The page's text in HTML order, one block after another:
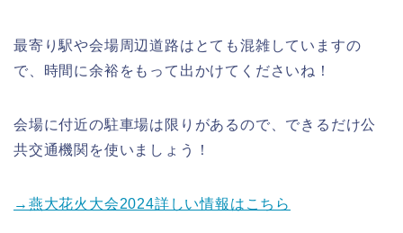
最寄り駅や会場周辺道路はとても混雑していますの
で、時間に余裕をもって出かけてくださいね！
会場に付近の駐車場は限りがあるので、できるだけ公
共交通機関を使いましょう！
→燕大花火大会2024詳しい情報はこちら